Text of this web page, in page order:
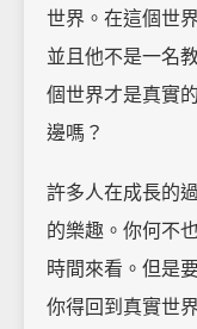
世界。在這個世
並且他不是一名
個世界才是真實
邊嗎？
許多人在成長的
的樂趣。你何不
時間來看。但是
你得回到真實世